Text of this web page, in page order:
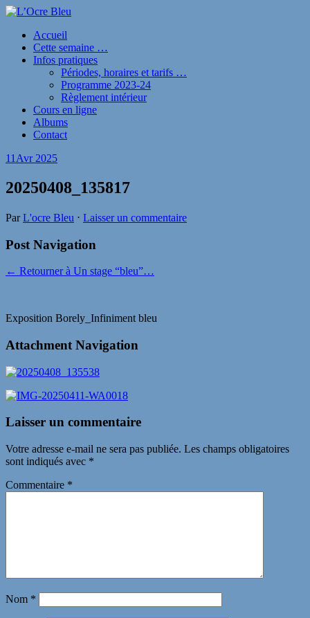
Accueil
Cette semaine …
Infos pratiques
Périodes, horaires et tarifs …
Programme 2023-24
Règlement intérieur
Cours en ligne
Albums
Contact
11 Avr 2025
20250408_135817
ParL'ocre Bleu ⋅ Laisser un commentaire
Post Navigation
← Retourner à Un stage “bleu”…
Exposition Borely_Infiniment bleu
Attachment Navigation
Laisser un commentaire
Votre adresse e-mail ne sera pas publiée. Les champs obligatoires
sont indiqués avec *
Commentaire *
Nom *